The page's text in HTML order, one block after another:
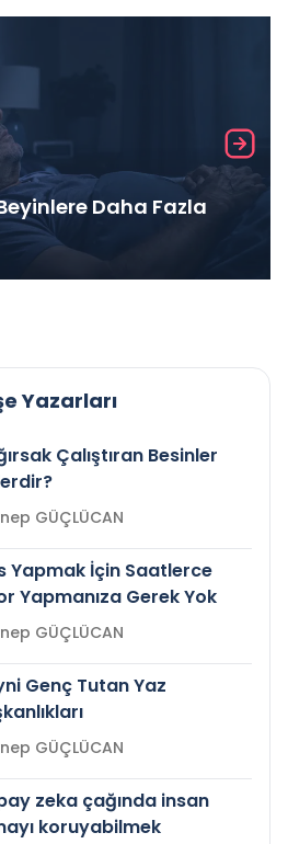
Daha Fazla
Yazarları
Çalıştıran Besinler
Zeynep GÜÇLÜCAN
Yapmak İçin Saatlerce
Yapmanıza Gerek Yok
Zeynep GÜÇLÜCAN
Genç Tutan Yaz
Zeynep GÜÇLÜCAN
zeka çağında insan
koruyabilmek